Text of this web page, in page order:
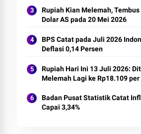
Rupiah Kian Melemah,
Dolar AS pada 20 Mei 2026
BPS Catat pada Juli 2026
Deflasi 0,14 Persen
Rupiah Hari Ini 13 Juli 2026:
Melemah Lagi ke Rp18.109 per
Badan Pusat Statistik Catat
Capai 3,34%